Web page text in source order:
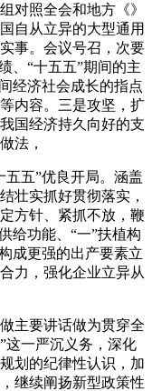
对照全会和地方《》
自从立异的大型通用
事。会议号召，次要
、“十五五”期间的主
经济社会成长的指点
内容。三是攻坚，扩
国经济持久向好的支
法，
五”优良开局。涵盖
壮实抓好贯彻落实，
方针、紧抓不放，鞭
给功能、“一”扶植构
成更强的出产要素立
力，强化企业立异从
主要讲话做为贯穿全
这一严沉义务，深化
划的纪律性认识，加
继续阐扬新型政策性